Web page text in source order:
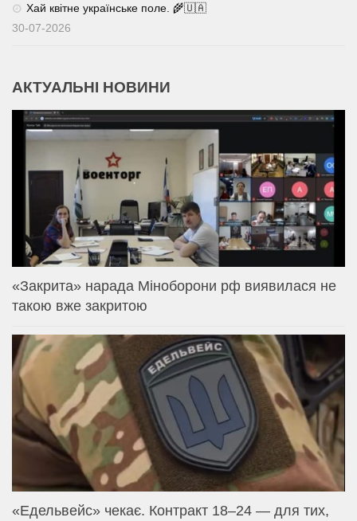
Хай квітне українське поле. 🌾🇺🇦
30-07-2026
АКТУАЛЬНІ НОВИНИ
«Закрита» нарада Міноборони рф виявилася не
такою вже закритою
«Едельвейс» чекає. Контракт 18–24 — для тих,